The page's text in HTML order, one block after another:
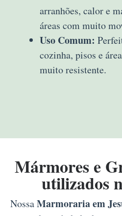
arranhões, calor e
áreas com muito
Uso Comum:
cozinha, pisos e
muito resistente.
Mármores e
utilizados
NossaMarmoraria em